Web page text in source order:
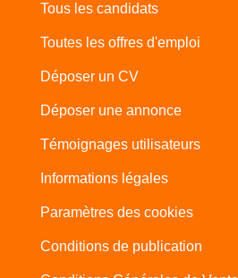
Tous les candidats
Toutes les offres d'emploi
Déposer un CV
Déposer une annonce
Témoignages utilisateurs
Informations légales
Paramètres des cookies
Conditions de publication